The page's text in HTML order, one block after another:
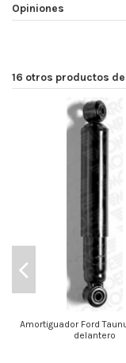
Opiniones
16 otros productos
Amortiguador Ford
delantero